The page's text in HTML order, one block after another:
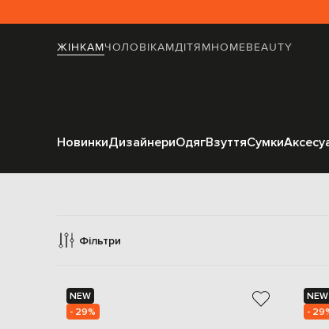
ЖІНКАМЧОЛОВІКАМДІТЯМHOMEBEAUTY
НовинкиДизайнериОдягВзуттяСумки
Фільтри
NEW
- 29%
NEW
-